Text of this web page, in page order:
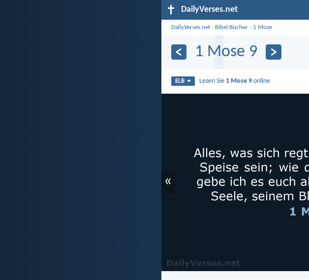
DailyVerses.net
DailyVerses.net › Bibel Bücher › 1 Mose
1 Mose 9
ELB Lesen Sie 1 Mose 9 online
«